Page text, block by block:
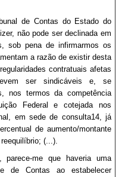
de Contas do Estado do
não pode ser declinada em
sob pena de infirmarmos os
a razão de existir desta
contratuais afetas
ser sindicáveis e, se
nos termos da competência
Federal e cotejada nos
em sede de consulta14, já
de aumento/montante
(...).
parece-me que haveria uma
de Contas ao estabelecer